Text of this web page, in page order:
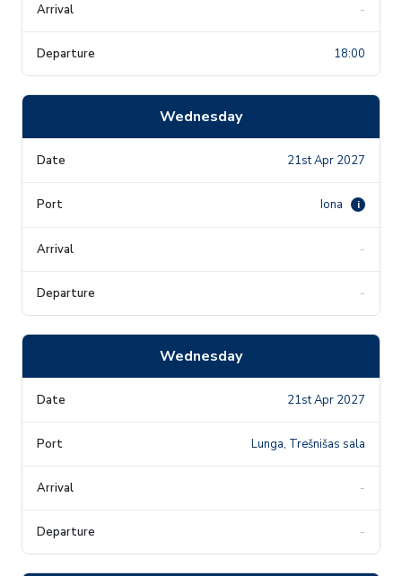
-
18:00
Wednesday
21st Apr 2027
Iona i
-
-
Wednesday
21st Apr 2027
Lunga, Trešnišas sala
-
-